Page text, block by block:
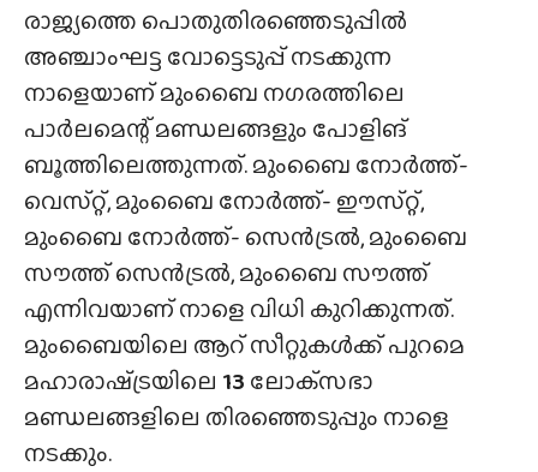
രാജ്യത്തെ പൊതുതിരഞ്ഞെടുപ്പിൽ
അഞ്ചാംഘട്ട വോട്ടെടുപ്പ് നടക്കുന്ന
നാളെയാണ് മുംബൈ നഗരത്തിലെ
പാർലമെന്റ് മണ്ഡലങ്ങളും പോളിങ്
ബൂത്തിലെത്തുന്നത്. മുംബൈ നോർത്ത്-
വെസ്‌റ്റ്, മുംബൈ നോർത്ത്- ഈസ്‌റ്റ്,
മുംബൈ നോർത്ത്- സെൻട്രൽ, മുംബൈ
സൗത്ത് സെൻട്രൽ, മുംബൈ സൗത്ത്
എന്നിവയാണ് നാളെ വിധി കുറിക്കുന്നത്.
മുംബൈയിലെ ആറ് സീറ്റുകൾക്ക് പുറമെ
മഹാരാഷ്‌ട്രയിലെ 13 ലോക്‌സഭാ
മണ്ഡലങ്ങളിലെ തിരഞ്ഞെടുപ്പും നാളെ
നടക്കും.